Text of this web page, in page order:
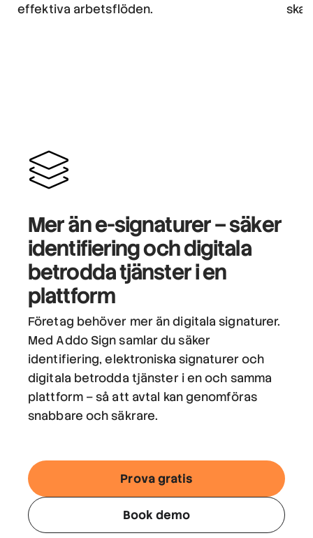
effektiva arbetsflöden.
Mer än e-signaturer – säker
identifiering och digitala
betrodda tjänster i en
plattform
Företag behöver mer än digitala signaturer.
Med Addo Sign samlar du säker
identifiering, elektroniska signaturer och
digitala betrodda tjänster i en och samma
plattform – så att avtal kan genomföras
snabbare och säkrare.
Prova gratis
Book demo